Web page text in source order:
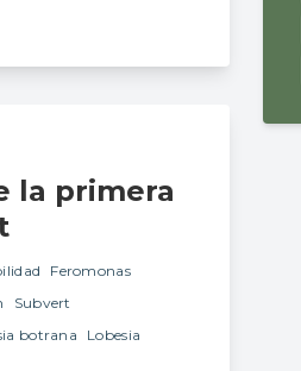
la primera
Feromonas
Subvert
botrana
Lobesia